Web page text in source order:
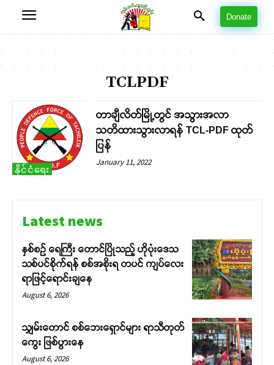
Donate
TCLPDF
နိုင်ငံရေး
တာချီလိတ်မြို့တွင် အသွားအလာ
သတိထားသွားလာရန် TCL-PDF ထုတ်
ပြန်
January 11, 2022
Latest news
နှစ်စဉ် ရေကြီး တောင်ပြိုသည့် ဟိုပုံးဒေသ
သစ်ပင်စိုက်ရန် စစ်အစိုးရ တပင် ကျပ်လေး
ရာဖြင့်ရောင်းချနေ
August 6, 2026
သျှမ်းတောင် စစ်ဘေးရှောင်များ ရာသီတုတ်
ကွေး ဖြစ်ပွားနေ
August 6, 2026